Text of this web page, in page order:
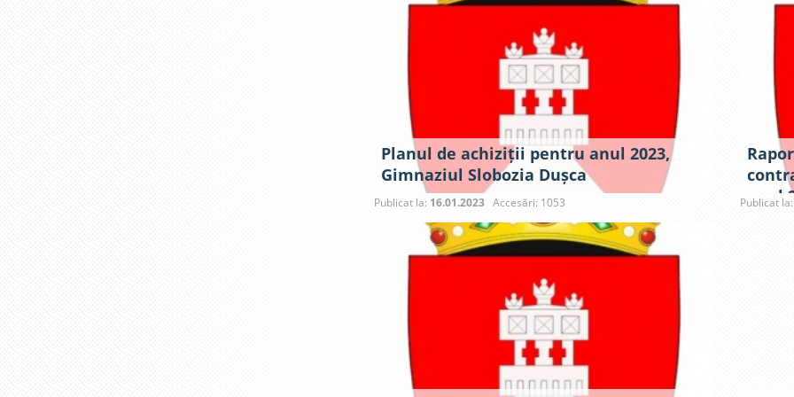
Planul de achiziții pentru anul 2023,
Gimnaziul Slobozia Dușca
Publicat la: 16.01.2023 Accesări: 1053
anul
Publicat la: